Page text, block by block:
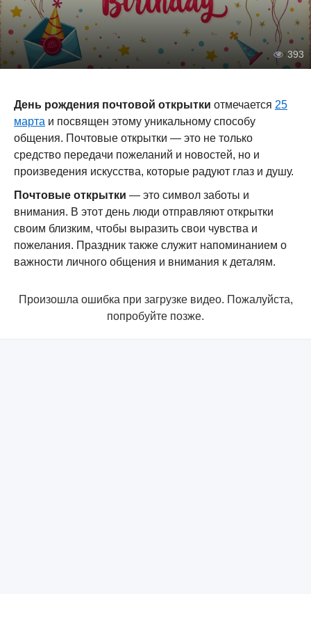
393
День рождения почтовой открытки отмечается 25
марта и посвящен этому уникальному способу
общения. Почтовые открытки — это не только
средство передачи пожеланий и новостей, но и
произведения искусства, которые радуют глаз и душу.
Почтовые открытки — это символ заботы и
внимания. В этот день люди отправляют открытки
своим близким, чтобы выразить свои чувства и
пожелания. Праздник также служит напоминанием о
важности личного общения и внимания к деталям.
Произошла ошибка при загрузке видео. Пожалуйста,
попробуйте позже.